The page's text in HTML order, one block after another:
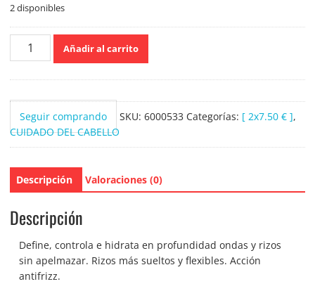
2 disponibles
Babaria
Mascarilla
e
hidrata
en
profundidad
400ml.
cantidad
Añadir al carrito
Seguir comprando SKU: 6000533 Categorías: [ 2x7.50 € ],
CUIDADO DEL CABELLO
Descripción Valoraciones (0)
Descripción
Define, controla e hidrata en profundidad ondas y rizos
sin apelmazar. Rizos más sueltos y flexibles. Acción
antifrizz.